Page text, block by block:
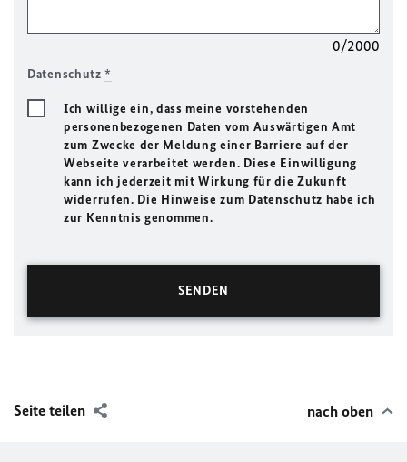
0/2000
Datenschutz*
Ich willige ein, dass meine vorstehenden
personenbezogenen Daten vom Auswärtigen Amt
zum Zwecke der Meldung einer Barriere auf der
Webseite verarbeitet werden. Diese Einwilligung
kann ich jederzeit mit Wirkung für die Zukunft
widerrufen. Die Hinweise zum Datenschutz habe ich
zur Kenntnis genommen.
Seite teilen nach oben